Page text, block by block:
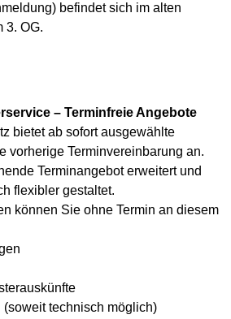
befindet sich im alten
3. OG.
– Terminfreie Angebote
bietet ab sofort ausgewählte
vorherige Terminvereinbarung an.
Terminangebot erweitert und
flexibler gestaltet.
können Sie ohne Termin an diesem
(soweit technisch möglich)